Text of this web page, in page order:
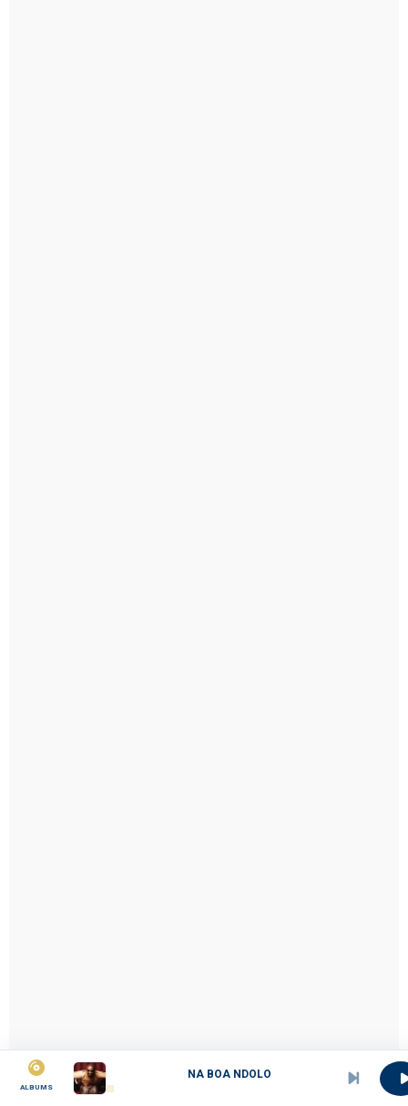
ALBUMS
NA BOA NDOLO